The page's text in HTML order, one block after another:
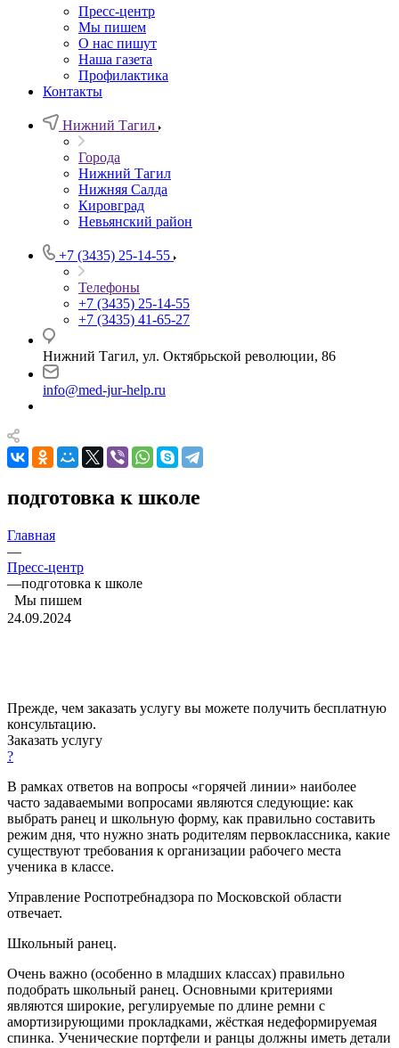
Пресс-центр
Мы пишем
О нас пишут
Наша газета
Профилактика
Контакты
Нижний Тагил
Города
Нижний Тагил
Нижняя Салда
Кировград
Невьянский район
+7 (3435) 25-14-55
Телефоны
+7 (3435) 25-14-55
+7 (3435) 41-65-27
Нижний Тагил, ул. Октябрьской революции, 86
info@med-jur-help.ru
подготовка к школе
Главная
—
Пресс-центр
—подготовка к школе
Мы пишем
24.09.2024
Прежде, чем заказать услугу вы можете получить бесплатную
консультацию.
Заказать услугу
?
В рамках ответов на вопросы «горячей линии» наиболее
часто задаваемыми вопросами являются следующие: как
выбрать ранец и школьную форму, как правильно составить
режим дня, что нужно знать родителям первоклассника, какие
существуют требования к организации рабочего места
ученика в классе.
Управление Роспотребнадзора по Московской области
отвечает.
Школьный ранец.
Очень важно (особенно в младших классах) правильно
подобрать школьный ранец. Основными критериями
являются широкие, регулируемые по длине ремни с
амортизирующими прокладками, жёсткая недеформируемая
спинка. Ученические портфели и ранцы должны иметь детали